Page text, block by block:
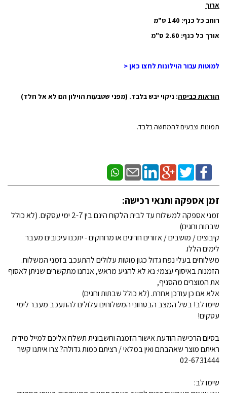
ארוך
רוחב כל כנף: 140 ס"מ
אורך כל כנף: 2.60 ס"מ
למוטות עבור הוילונות לחצו כאן <
הוראות כביסה: ניקוי יבש בלבד. (מפני שטבעות הוילון הם לא אל חלד)
תמונות וצבעים להמחשה בלבד.
זמן אספקה ותנאי רכישה:
זמני אספקה למשלוח עד לבית הלקוח הינם בין 2-7 ימי עסקים. (לא כולל
שבתות וחגים)
קיבוצים / מושבים / אזורים חריגים או מרוחקים - יתכנו עיכובים מעבר
לימים הללו.
משלוחים בעלי נפח גדול כגון מוטות עלולים להתעכב בזמני המשלוח.
הזמנות באיסוף עצמי: נא לא להגיע מראש, אנחנו מתקשרים שניתן לאסוף
את המוצרים מהסניף,
אלא אם כן עודכן אחרת. (לא כולל שבתות וחגים)
שימו לב! בשל המצב הבטחוני המשלוחים עלולים להתעכב מעבר לימי
עסקים!
בסיום הרכישה הודעת אישור הזמנה וחשבונית תשלח אליכם למייל מידית
ראיתם מוצר שאהבתם ואין במלאי / רציתם כמות גדולה? צרו איתנו קשר
02-6731444
שימו לב: